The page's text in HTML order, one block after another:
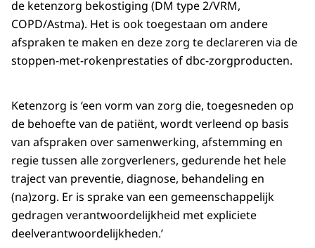
de ketenzorg bekostiging (DM type 2/VRM,
COPD/Astma). Het is ook toegestaan om andere
afspraken te maken en deze zorg te declareren via de
stoppen-met-rokenprestaties of dbc-zorgproducten.
Ketenzorg is ‘een vorm van zorg die, toegesneden op
de behoefte van de patiënt, wordt verleend op basis
van afspraken over samenwerking, afstemming en
regie tussen alle zorgverleners, gedurende het hele
traject van preventie, diagnose, behandeling en
(na)zorg. Er is sprake van een gemeenschappelijk
gedragen verantwoordelijkheid met expliciete
deelverantwoordelijkheden.’